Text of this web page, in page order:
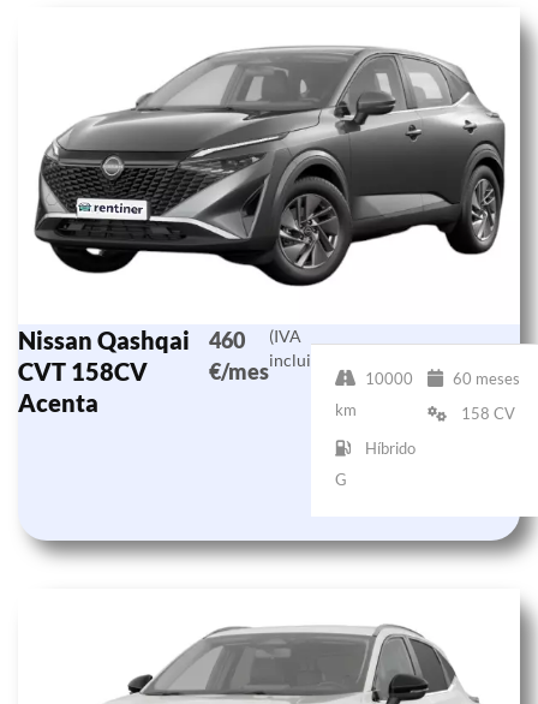
Nissan Qashqai
CVT 158CV
Acenta
460
€/mes
(IVA
incluido)
10000
km
60 meses
158 CV
Híbrido
G